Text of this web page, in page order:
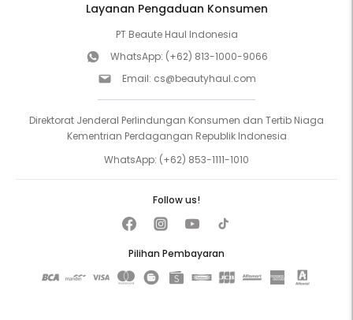
Layanan Pengaduan Konsumen
PT Beaute Haul Indonesia
WhatsApp: (+62) 813-1000-9066
Email: cs@beautyhaul.com
Direktorat Jenderal Perlindungan Konsumen dan Tertib Niaga
Kementrian Perdagangan Republik Indonesia
WhatsApp: (+62) 853-1111-1010
Pilihan Pembayaran
Follow us!